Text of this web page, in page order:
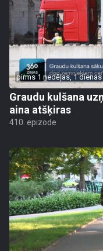
pirms 1 nedēļas, 1 dienas
Graudu kulšana
aina atšķiras
410. epizode